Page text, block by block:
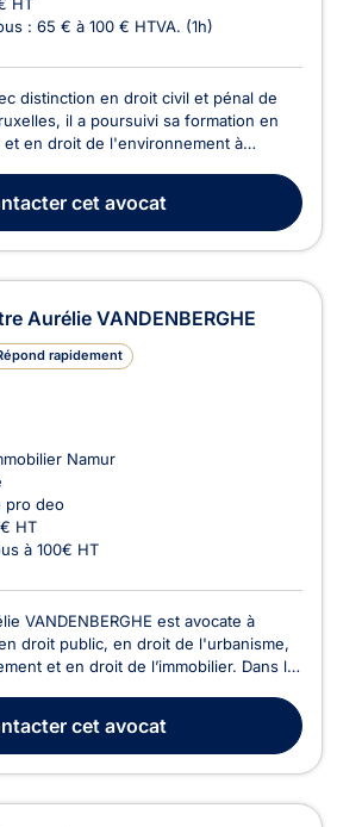
: 65 € à 100 € HTVA. (1h)
distinction en droit civil et pénal de
il a poursuivi sa formation en
en droit de l'environnement à
Maître Soufiane HLIL opère
en droi...
cet avocat
Aurélie VANDENBERGHE
rapidement
Namur
pro deo
HT
à 100€ HT
VANDENBERGHE est avocate à
droit public, en droit de l'urbanisme,
et en droit de l’immobilier. Dans le
assiste dans le dépôt de vos
d'urbanisme, permis d'urb...
cet avocat